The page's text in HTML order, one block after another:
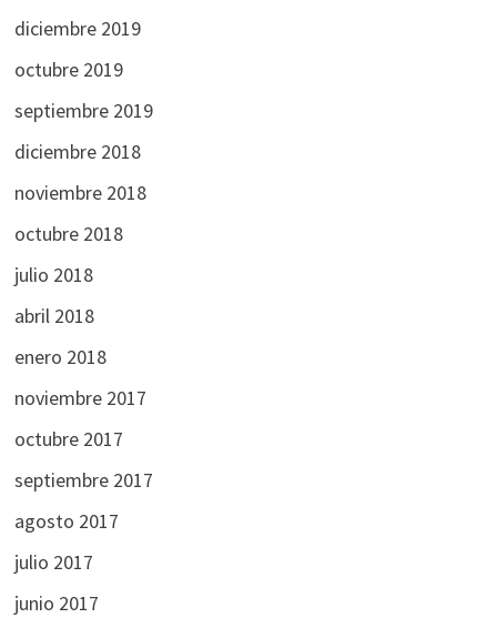
diciembre 2019
octubre 2019
septiembre 2019
diciembre 2018
noviembre 2018
octubre 2018
julio 2018
abril 2018
enero 2018
noviembre 2017
octubre 2017
septiembre 2017
agosto 2017
julio 2017
junio 2017